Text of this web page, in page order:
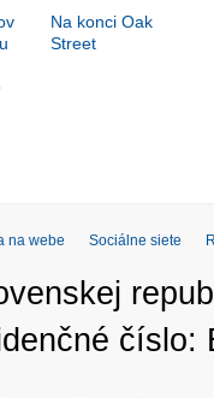
Na konci Oak
Street
na webe Sociálne siete
číslo: